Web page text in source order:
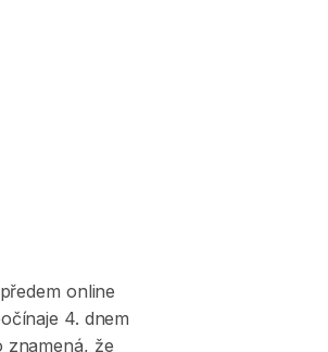
online
4. dnem
znamená, že